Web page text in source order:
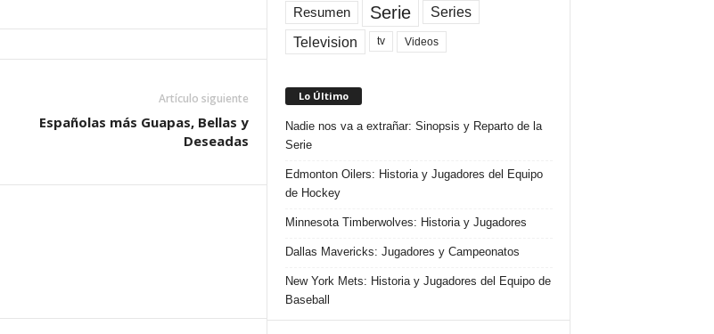
Artículo siguiente
Españolas más Guapas, Bellas y
Deseadas
Resumen Serie Series
Television tv Videos
Lo Último
Nadie nos va a extrañar: Sinopsis y Reparto de la
Serie
Edmonton Oilers: Historia y Jugadores del Equipo
de Hockey
Minnesota Timberwolves: Historia y Jugadores
Dallas Mavericks: Jugadores y Campeonatos
New York Mets: Historia y Jugadores del Equipo de
Baseball